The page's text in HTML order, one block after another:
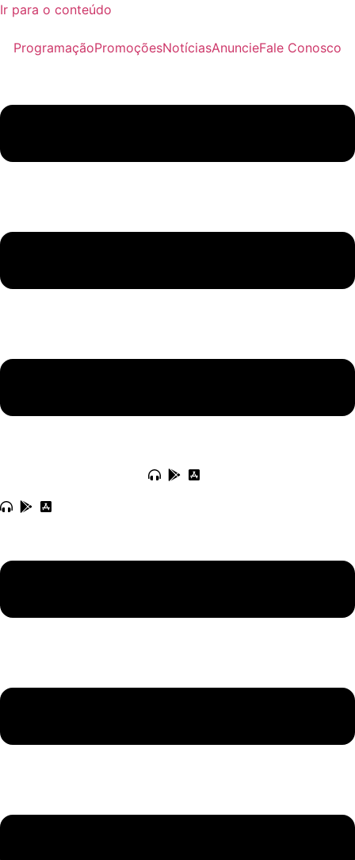
Ir para o conteúdo
ProgramaçãoPromoçõesNotíciasAnuncieFale Conosco